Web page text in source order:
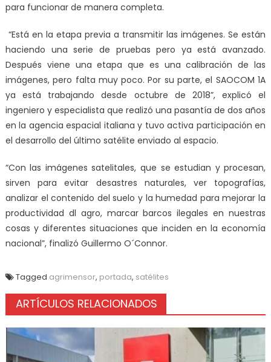
para funcionar de manera completa.
“Está en la etapa previa a transmitir las imágenes. Se están
haciendo una serie de pruebas pero ya está avanzado.
Después viene una etapa que es una calibración de las
imágenes, pero falta muy poco. Por su parte, el SAOCOM 1A
ya está trabajando desde octubre de 2018”, explicó el
ingeniero y especialista que realizó una pasantía de dos años
en la agencia espacial italiana y tuvo activa participación en
el desarrollo del último satélite enviado al espacio.
“Con las imágenes satelitales, que se estudian y procesan,
sirven para evitar desastres naturales, ver topografías,
analizar el contenido del suelo y la humedad para mejorar la
productividad dl agro, marcar barcos ilegales en nuestras
cosas y diferentes situaciones que inciden en la economía
nacional”, finalizó Guillermo O´Connor.
Tagged agrimensor, portada, satélites
ARTÍCULOS RELACIONADOS